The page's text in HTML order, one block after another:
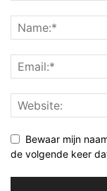
Bewaar mijn
de volgende keer